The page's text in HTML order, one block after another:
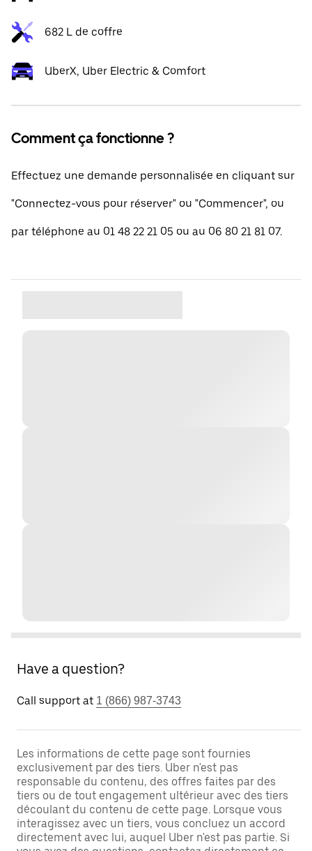
682 L de coffre
UberX, Uber Electric & Comfort
Comment ça fonctionne ?
Effectuez une demande personnalisée en cliquant sur
"Connectez-vous pour réserver" ou "Commencer", ou
par téléphone au 01 48 22 21 05 ou au 06 80 21 81 07.
Have a question?
Call support at 1 (866) 987-3743
Les informations de cette page sont fournies
exclusivement par des tiers. Uber n'est pas
responsable du contenu, des offres faites par des
tiers ou de tout engagement ultérieur avec des tiers
découlant du contenu de cette page. Lorsque vous
interagissez avec un tiers, vous concluez un accord
directement avec lui, auquel Uber n'est pas partie. Si